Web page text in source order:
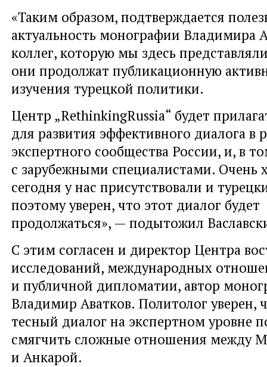
«Таким образом, подтверждается
актуальность монографии Владимира
коллег, которую мы здесь
они продолжат публикационную
изучения турецкой политики.
Центр „RethinkingRussia“ будет
для развития эффективного диалога в
экспертного сообщества России, и, в
с зарубежными специалистами. Очень
сегодня у нас присутствовали и
поэтому уверен, что этот диалог будет
продолжаться», — подытожил
С этим согласен и директор Центра
исследований, международных
и публичной дипломатии, автор
Владимир Аватков. Политолог уверен,
тесный диалог на экспертном уровне
смягчить сложные отношения между
и Анкарой.